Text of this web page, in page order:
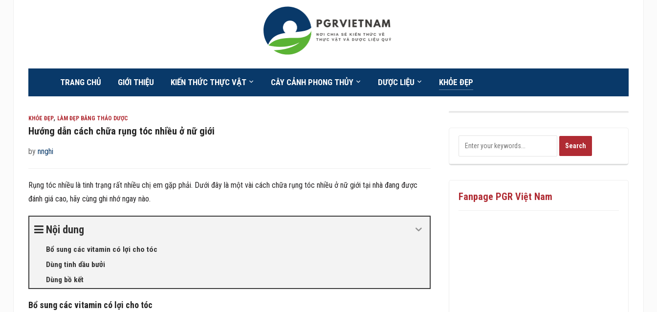
TRANG CHỦ GIỚI THIỆU KIẾN THỨC THỰC VẬT CÂY CẢNH PHONG THỦY DƯỢC LIỆU KHỎE ĐẸP
KHỎE ĐẸP, LÀM ĐẸP BẰNG THẢO DƯỢC
Hướng dẫn cách chữa rụng tóc nhiều ở nữ giới
by nnghi
Rụng tóc nhiều là tinh trạng rất nhiều chị em gặp phải. Dưới đây là một vài cách chữa rụng tóc nhiều ở nữ giới tại nhà đang được
đánh giá cao, hãy cùng ghi nhớ ngay nào.
Nội dung
Bổ sung các vitamin có lợi cho tóc
Dùng tinh dầu bưởi
Dùng bồ kết
Bổ sung các vitamin có lợi cho tóc
Fanpage PGR Việt Nam